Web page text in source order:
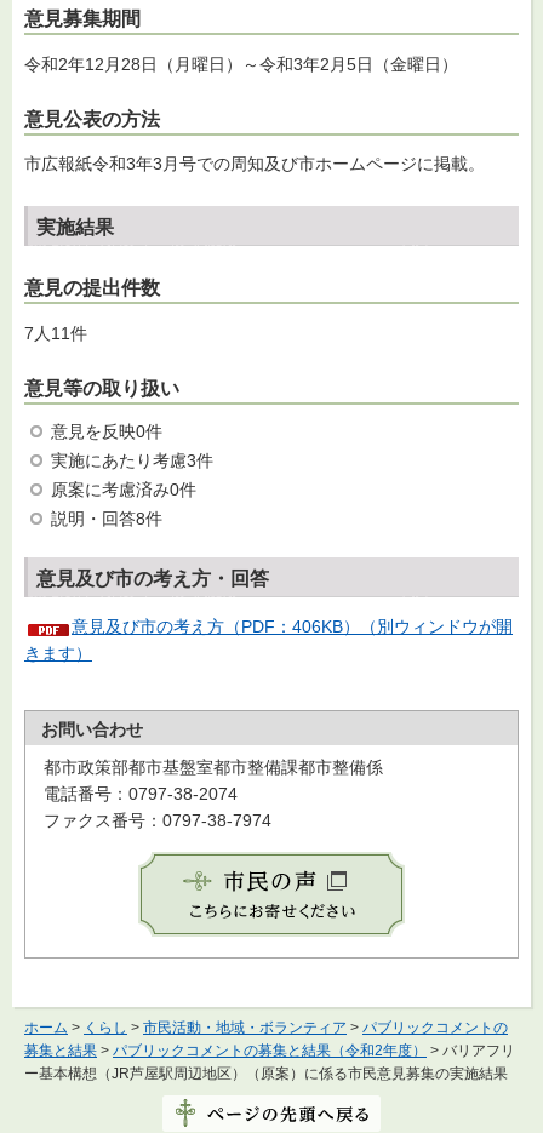
意見募集期間
令和2年12月28日（月曜日）～令和3年2月5日（金曜日）
意見公表の方法
市広報紙令和3年3月号での周知及び市ホームページに掲載。
実施結果
意見の提出件数
7人11件
意見等の取り扱い
意見を反映0件
実施にあたり考慮3件
原案に考慮済み0件
説明・回答8件
意見及び市の考え方・回答
意見及び市の考え方（PDF：406KB）（別ウィンドウが開
きます）
お問い合わせ
都市政策部都市基盤室都市整備課都市整備係
電話番号：0797-38-2074
ファクス番号：0797-38-7974
ホーム > くらし > 市民活動・地域・ボランティア > パブリックコメントの
募集と結果 > パブリックコメントの募集と結果（令和2年度）
> バリアフリ
ー基本構想（JR芦屋駅周辺地区）（原案）に係る市民意見募集の実施結果